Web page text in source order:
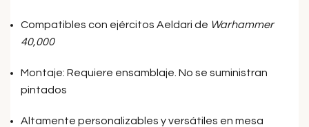
Compatibles con ejércitos Aeldari de Warhammer
40,000
Montaje: Requiere ensamblaje. No se suministran
pintados
Altamente personalizables y versátiles en mesa